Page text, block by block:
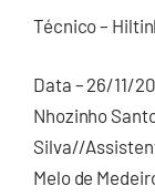
Técnico –
Data – 26/11/
Nhozinho
Silva//
Melo de